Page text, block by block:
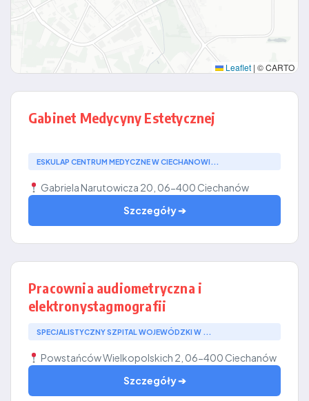
Leaflet | © CARTO
Gabinet Medycyny Estetycznej
ESKULAP CENTRUM MEDYCZNE W CIECHANOWI...
Gabriela Narutowicza 20, 06-400 Ciechanów
Szczegóły ➔
Pracownia audiometryczna i
elektronystagmografii
SPECJALISTYCZNY SZPITAL WOJEWÓDZKI W ...
Powstańców Wielkopolskich 2, 06-400 Ciechanów
Szczegóły ➔